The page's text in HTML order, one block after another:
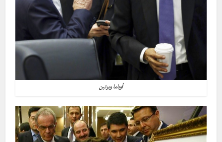
أوباما وبوتين